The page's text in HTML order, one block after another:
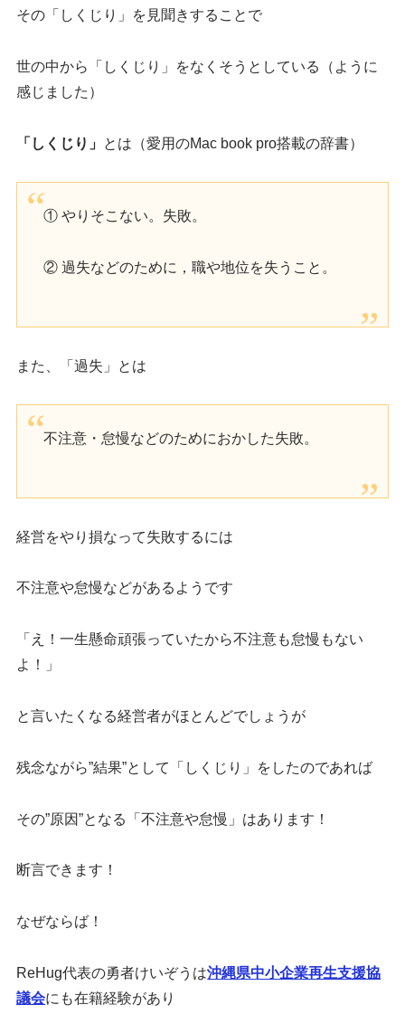
その「しくじり」を見聞きすることで
世の中から「しくじり」をなくそうとしている（ように
感じました）
「しくじり」 とは（愛用のMac book pro搭載の辞書）
① やりそこない。失敗。
② 過失などのために，職や地位を失うこと。
また、「過失」とは
不注意・怠慢などのためにおかした失敗。
経営をやり損なって失敗するには
不注意や怠慢などがあるようです
「え！一生懸命頑張っていたから不注意も怠慢もない
よ！」
と言いたくなる経営者がほとんどでしょうが
残念ながら”結果”として「しくじり」をしたのであれば
その”原因”となる「不注意や怠慢」はあります！
断言できます！
なぜならば！
ReHug代表の勇者けいぞうは沖縄県中小企業再生支援協
議会にも在籍経験があり